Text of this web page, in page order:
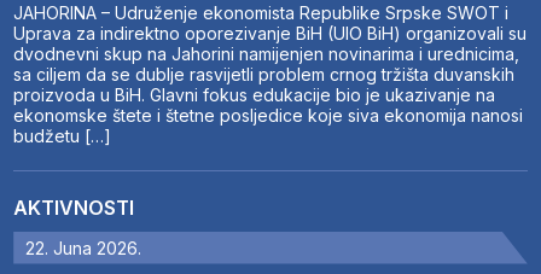
JAHORINA – Udruženje ekonomista Republike Srpske SWOT i
Uprava za indirektno oporezivanje BiH (UIO BiH) organizovali su
dvodnevni skup na Jahorini namijenjen novinarima i urednicima,
sa ciljem da se dublje rasvijetli problem crnog tržišta duvanskih
proizvoda u BiH. Glavni fokus edukacije bio je ukazivanje na
ekonomske štete i štetne posljedice koje siva ekonomija nanosi
budžetu […]
AKTIVNOSTI
22. Juna 2026.